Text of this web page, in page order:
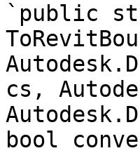
`public
cs,
bool